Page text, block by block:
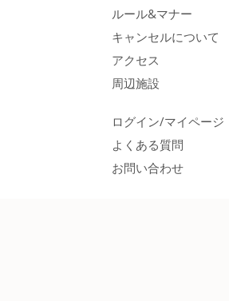
ルール&マナー
キャンセルについて
アクセス
周辺施設
ログイン/マイページ
よくある質問
お問い合わせ